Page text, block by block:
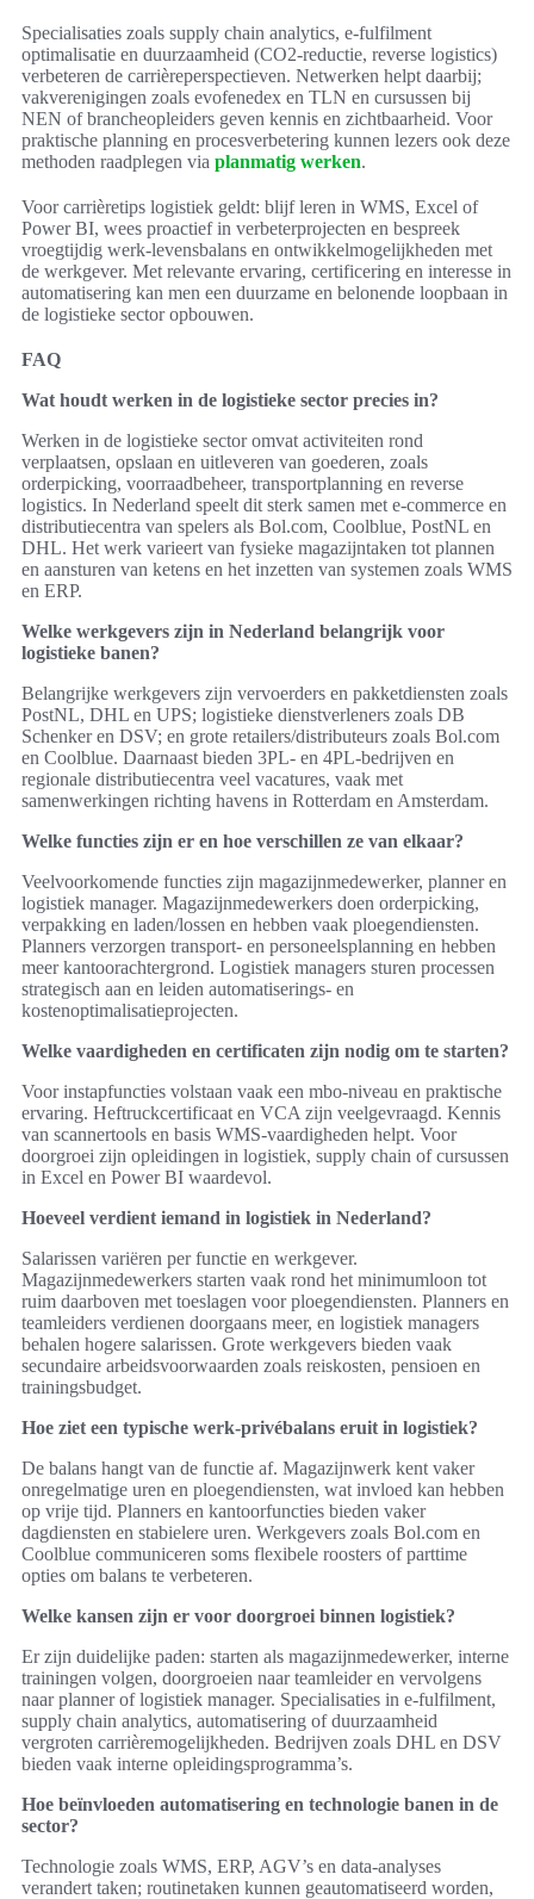
Specialisaties zoals supply chain analytics, e-fulfilment
optimalisatie en duurzaamheid (CO2-reductie, reverse logistics)
verbeteren de carrièreperspectieven. Netwerken helpt daarbij;
vakverenigingen zoals evofenedex en TLN en cursussen bij
NEN of brancheopleiders geven kennis en zichtbaarheid. Voor
praktische planning en procesverbetering kunnen lezers ook deze
methoden raadplegen via planmatig werken.
Voor carrièretips logistiek geldt: blijf leren in WMS, Excel of
Power BI, wees proactief in verbeterprojecten en bespreek
vroegtijdig werk-levensbalans en ontwikkelmogelijkheden met
de werkgever. Met relevante ervaring, certificering en interesse in
automatisering kan men een duurzame en belonende loopbaan in
de logistieke sector opbouwen.
FAQ
Wat houdt werken in de logistieke sector precies in?
Werken in de logistieke sector omvat activiteiten rond
verplaatsen, opslaan en uitleveren van goederen, zoals
orderpicking, voorraadbeheer, transportplanning en reverse
logistics. In Nederland speelt dit sterk samen met e‑commerce en
distributiecentra van spelers als Bol.com, Coolblue, PostNL en
DHL. Het werk varieert van fysieke magazijntaken tot plannen
en aansturen van ketens en het inzetten van systemen zoals WMS
en ERP.
Welke werkgevers zijn in Nederland belangrijk voor
logistieke banen?
Belangrijke werkgevers zijn vervoerders en pakketdiensten zoals
PostNL, DHL en UPS; logistieke dienstverleners zoals DB
Schenker en DSV; en grote retailers/distributeurs zoals Bol.com
en Coolblue. Daarnaast bieden 3PL‑ en 4PL‑bedrijven en
regionale distributiecentra veel vacatures, vaak met
samenwerkingen richting havens in Rotterdam en Amsterdam.
Welke functies zijn er en hoe verschillen ze van elkaar?
Veelvoorkomende functies zijn magazijnmedewerker, planner en
logistiek manager. Magazijnmedewerkers doen orderpicking,
verpakking en laden/lossen en hebben vaak ploegendiensten.
Planners verzorgen transport‑ en personeelsplanning en hebben
meer kantoorachtergrond. Logistiek managers sturen processen
strategisch aan en leiden automatiserings‑ en
kostenoptimalisatieprojecten.
Welke vaardigheden en certificaten zijn nodig om te starten?
Voor instapfuncties volstaan vaak een mbo‑niveau en praktische
ervaring. Heftruckcertificaat en VCA zijn veelgevraagd. Kennis
van scannertools en basis WMS‑vaardigheden helpt. Voor
doorgroei zijn opleidingen in logistiek, supply chain of cursussen
in Excel en Power BI waardevol.
Hoeveel verdient iemand in logistiek in Nederland?
Salarissen variëren per functie en werkgever.
Magazijnmedewerkers starten vaak rond het minimumloon tot
ruim daarboven met toeslagen voor ploegendiensten. Planners en
teamleiders verdienen doorgaans meer, en logistiek managers
behalen hogere salarissen. Grote werkgevers bieden vaak
secundaire arbeidsvoorwaarden zoals reiskosten, pensioen en
trainingsbudget.
Hoe ziet een typische werk‑privébalans eruit in logistiek?
De balans hangt van de functie af. Magazijnwerk kent vaker
onregelmatige uren en ploegendiensten, wat invloed kan hebben
op vrije tijd. Planners en kantoorfuncties bieden vaker
dagdiensten en stabielere uren. Werkgevers zoals Bol.com en
Coolblue communiceren soms flexibele roosters of parttime
opties om balans te verbeteren.
Welke kansen zijn er voor doorgroei binnen logistiek?
Er zijn duidelijke paden: starten als magazijnmedewerker, interne
trainingen volgen, doorgroeien naar teamleider en vervolgens
naar planner of logistiek manager. Specialisaties in e‑fulfilment,
supply chain analytics, automatisering of duurzaamheid
vergroten carrièremogelijkheden. Bedrijven zoals DHL en DSV
bieden vaak interne opleidingsprogramma’s.
Hoe beïnvloeden automatisering en technologie banen in de
sector?
Technologie zoals WMS, ERP, AGV’s en data‑analyses
verandert taken; routinetaken kunnen geautomatiseerd worden,